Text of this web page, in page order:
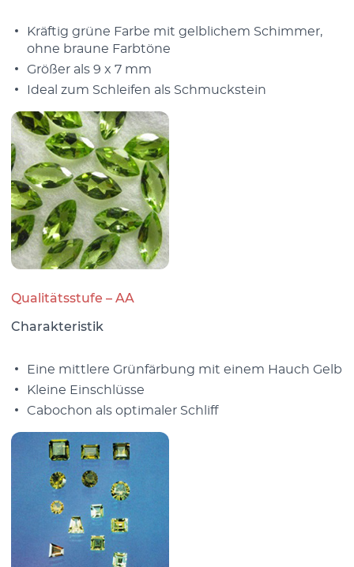
Kräftig grüne Farbe mit gelblichem Schimmer,
ohne braune Farbtöne
Größer als 9 x 7 mm
Ideal zum Schleifen als Schmuckstein
Qualitätsstufe – AA
Charakteristik
Eine mittlere Grünfärbung mit einem Hauch Gelb
Kleine Einschlüsse
Cabochon als optimaler Schliff